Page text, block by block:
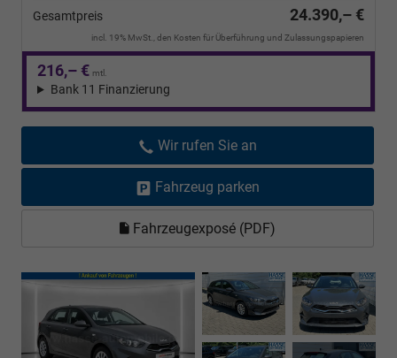
Gesamtpreis 24.390,– €
incl. 19% MwSt., den Kosten für Überführung und Zulassungspapieren
216,– € mtl.
Bank 11 Finanzierung
Wir rufen Sie an
Fahrzeug parken
Fahrzeugexposé (PDF)